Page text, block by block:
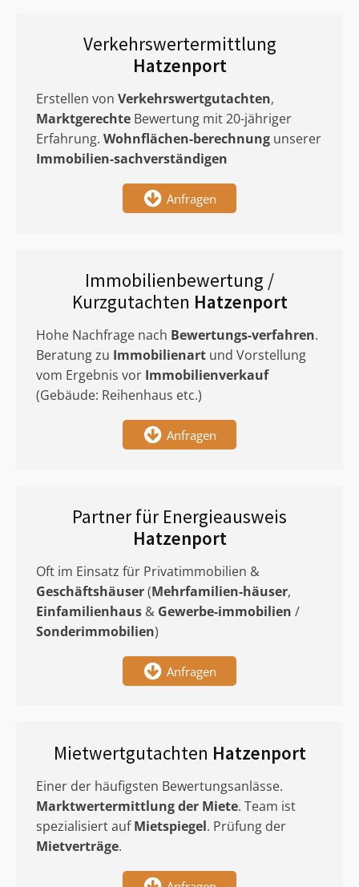
Verkehrswertermittlung
Hatzenport
Erstellen von Verkehrswertgutachten,
Marktgerechte Bewertung mit 20-jähriger
Erfahrung. Wohnflächen-berechnung unserer
Immobilien-sachverständigen
Anfragen
Immobilienbewertung /
Kurzgutachten Hatzenport
Hohe Nachfrage nach Bewertungs-verfahren.
Beratung zu Immobilienart und Vorstellung
vom Ergebnis vor Immobilienverkauf
(Gebäude: Reihenhaus etc.)
Anfragen
Partner für Energieausweis
Hatzenport
Oft im Einsatz für Privatimmobilien &
Geschäftshäuser(Mehrfamilien-häuser,
Einfamilienhaus & Gewerbe-immobilien /
Sonderimmobilien)
Anfragen
Mietwertgutachten Hatzenport
Einer der häufigsten Bewertungsanlässe.
Marktwertermittlungder Miete. Team ist
spezialisiert aufMietspiegel. Prüfung der
Mietverträge.